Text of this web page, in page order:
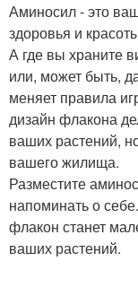
Аминосил - это
здоровья и
А где вы храните
или, может быть,
меняет правила
дизайн флакона
ваших растений,
вашего жилища.
Разместите
напоминать о
флакон станет
ваших растений.